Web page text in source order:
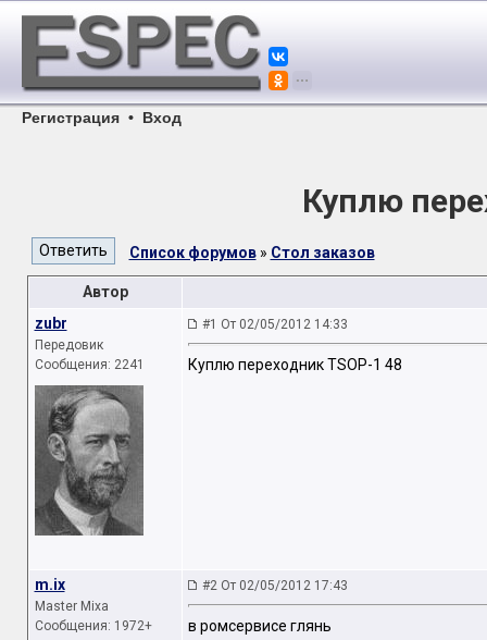
Регистрация • Вход
Куплю
Список форумов» Стол заказов
Автор
zubr
Передовик
Сообщения: 2241
#1 От 02/05/2012 14:33
Куплю переходник TSOP-1 48
m.ix
Master Mixa
Сообщения: 1972+
#2 От 02/05/2012 17:43
в ромсервисе глянь